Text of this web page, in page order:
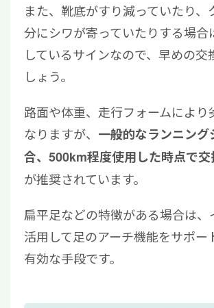
また、靴底がすり減っていたり、
分にシワが寄っていたりする場合
しているサインなので、早めの交
しょう。
路面や体重、走行フォームにより
なりますが、 一般的なランニング
合、500km程度使用した時点で交
が推奨されています。
扁平足などの特徴がある場合は、
活用して足のアーチ機能をサポー
有効な手段です。